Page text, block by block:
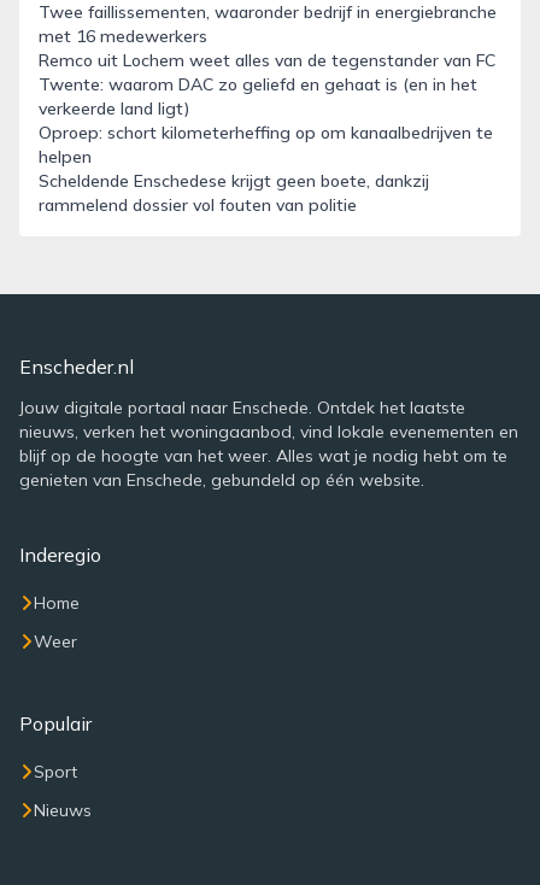
Twee faillissementen, waaronder bedrijf in energiebranche
met 16 medewerkers
Remco uit Lochem weet alles van de tegenstander van FC
Twente: waarom DAC zo geliefd en gehaat is (en in het
verkeerde land ligt)
Oproep: schort kilometerheffing op om kanaalbedrijven te
helpen
Scheldende Enschedese krijgt geen boete, dankzij
rammelend dossier vol fouten van politie
Enscheder.nl
Jouw digitale portaal naar Enschede. Ontdek het laatste
nieuws, verken het woningaanbod, vind lokale evenementen en
blijf op de hoogte van het weer. Alles wat je nodig hebt om te
genieten van Enschede, gebundeld op één website.
Inderegio
Home
Weer
Populair
Sport
Nieuws